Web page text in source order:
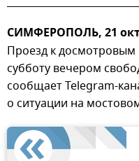
СИМФЕРОПОЛЬ, 21
Проезд к досмотровым
субботу вечером
сообщает Telegram-
о ситуации на